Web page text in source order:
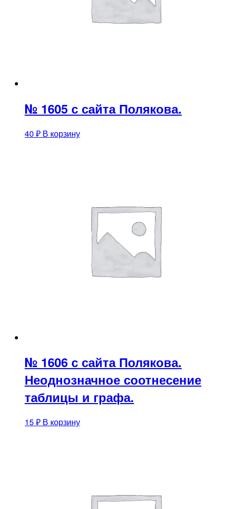
№ 1605 с сайта Полякова.
40 ₽ В корзину
№ 1606 с сайта Полякова.
Неоднозначное соотнесение
таблицы и графа.
15₽ В корзину